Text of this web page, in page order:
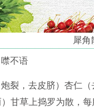
犀角
不语
裂，去皮脐）杏仁
甘草上捣罗为散，